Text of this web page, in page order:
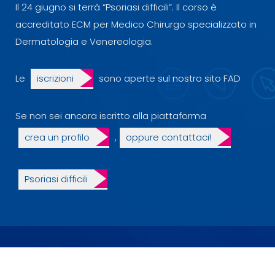
Il 24 giugno si terrà “Psoriasi difficili”. Il corso è
accreditato ECM per Medico Chirurgo specializzato in
Dermatologia e Venereologia.
Le iscrizioni sono aperte sul nostro sito FAD
Se non sei ancora iscritto alla piattaforma
crea un profilo
, oppure contattaci!
Psoriasi difficili